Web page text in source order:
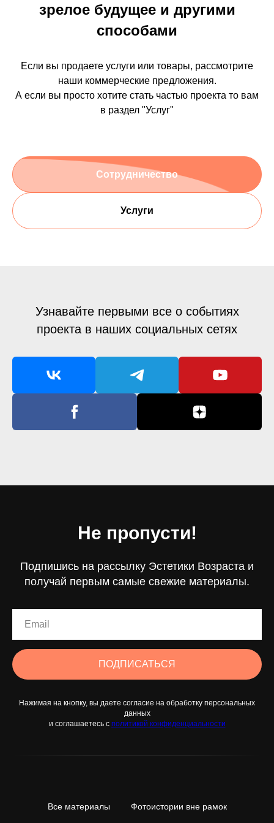
зрелое будущее и другими
способами
Если вы продаете услуги или товары, рассмотрите
наши коммерческие предложения.
А если вы просто хотите стать частью проекта то вам
в раздел "Услуг"
Сотрудничество
Услуги
Узнавайте первыми все о событиях
проекта в наших социальных сетях
Не пропусти!
Подпишись на рассылку Эстетики Возраста и
получай первым самые свежие материалы.
ПОДПИСАТЬСЯ
Нажимая на кнопку, вы даете согласие на обработку персональных
данных
и соглашаетесь c политикой конфиденциальности
Все материалы Фотоистории вне рамок